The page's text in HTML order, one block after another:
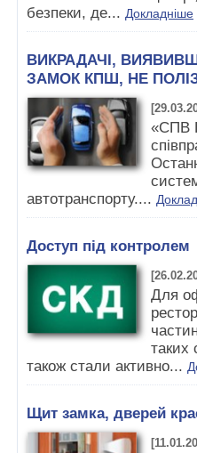
безпеки, де... Докладніше
ВИКРАДАЧІ,
ЗАМОК КПШ, НЕ
«СПВ
автотранспорту....
Доступ під контролем
Для
таких
також стали активно...
Щит замка, дверей